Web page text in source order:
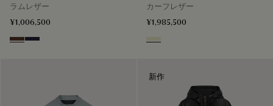
ラムレザー
¥1,006,500
Earth Brown
Cold Night Blue
カーフレザー
¥1,985,500
Lemon Sorbet
新作